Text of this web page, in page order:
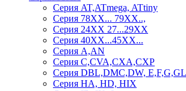
Серия AT,ATmega, ATtiny
Серия 78ХХ... 79XX..,
Серия 24ХХ 27...29ХХ
Серия 40ХХ...45ХХ...
Серия A,AN
Серия C,CVA,CXA,CXP
Серия DBL,DMC,DW, E,F,G,GL
Серия HA, HD, HIX